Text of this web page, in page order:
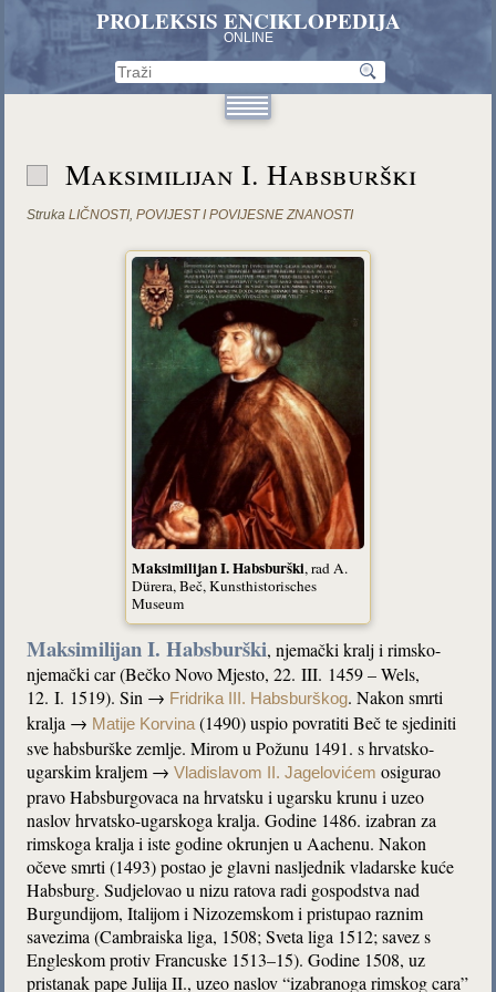
PROLEKSIS ENCIKLOPEDIJA
ONLINE
Maksimilijan I. Habsburški
Struka LIČNOSTI,POVIJEST I POVIJESNE ZNANOSTI
Maksimilijan I. Habsburški, rad A.
Dürera, Beč, Kunsthistorisches
Museum
Maksimilijan I. Habsburški, njemački kralj i rimsko-
njemački car (Bečko Novo Mjesto, 22. III. 1459 – Wels,
12. I. 1519). Sin → Fridrika III. Habsburškog. Nakon smrti
kralja → Matije Korvina (1490) uspio povratiti Beč te sjediniti
sve habsburške zemlje. Mirom u Požunu 1491. s hrvatsko-
ugarskim kraljem →Vladislavom II. Jagelovićem osigurao
pravo Habsburgovaca na hrvatsku i ugarsku krunu i uzeo
naslov hrvatsko-ugarskoga kralja. Godine 1486. izabran za
rimskoga kralja i iste godine okrunjen u Aachenu. Nakon
očeve smrti (1493) postao je glavni nasljednik vladarske kuće
Habsburg. Sudjelovao u nizu ratova radi gospodstva nad
Burgundijom, Italijom i Nizozemskom i pristupao raznim
savezima (Cambraiska liga, 1508; Sveta liga 1512; savez s
Engleskom protiv Francuske 1513–15). Godine 1508, uz
pristanak pape Julija II., uzeo naslov “izabranoga rimskog cara”